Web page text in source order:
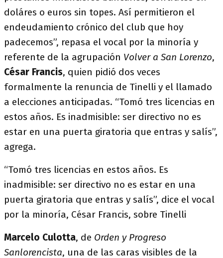
doláres o euros sin topes. Así permitieron el
endeudamiento crónico del club que hoy
padecemos”, repasa el vocal por la minoría y
referente de la agrupación Volver a San Lorenzo,
César Francis, quien pidió dos veces
formalmente la renuncia de Tinelli y el llamado
a elecciones anticipadas. “Tomó tres licencias en
estos años. Es inadmisible: ser directivo no es
estar en una puerta giratoria que entras y salís”,
agrega.
“Tomó tres licencias en estos años. Es
inadmisible: ser directivo no es estar en una
puerta giratoria que entras y salís”, dice el vocal
por la minoría, César Francis, sobre Tinelli
Marcelo Culotta, de Orden y Progreso
Sanlorencista, una de las caras visibles de la